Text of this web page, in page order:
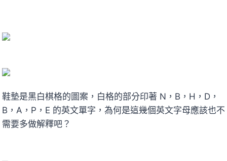
鞋墊是黑白棋格的圖案，白格的部分印著 N，B，H，D，
B，A，P，E 的英文單字，為何是這幾個英文字母應該也不
需要多做解釋吧？